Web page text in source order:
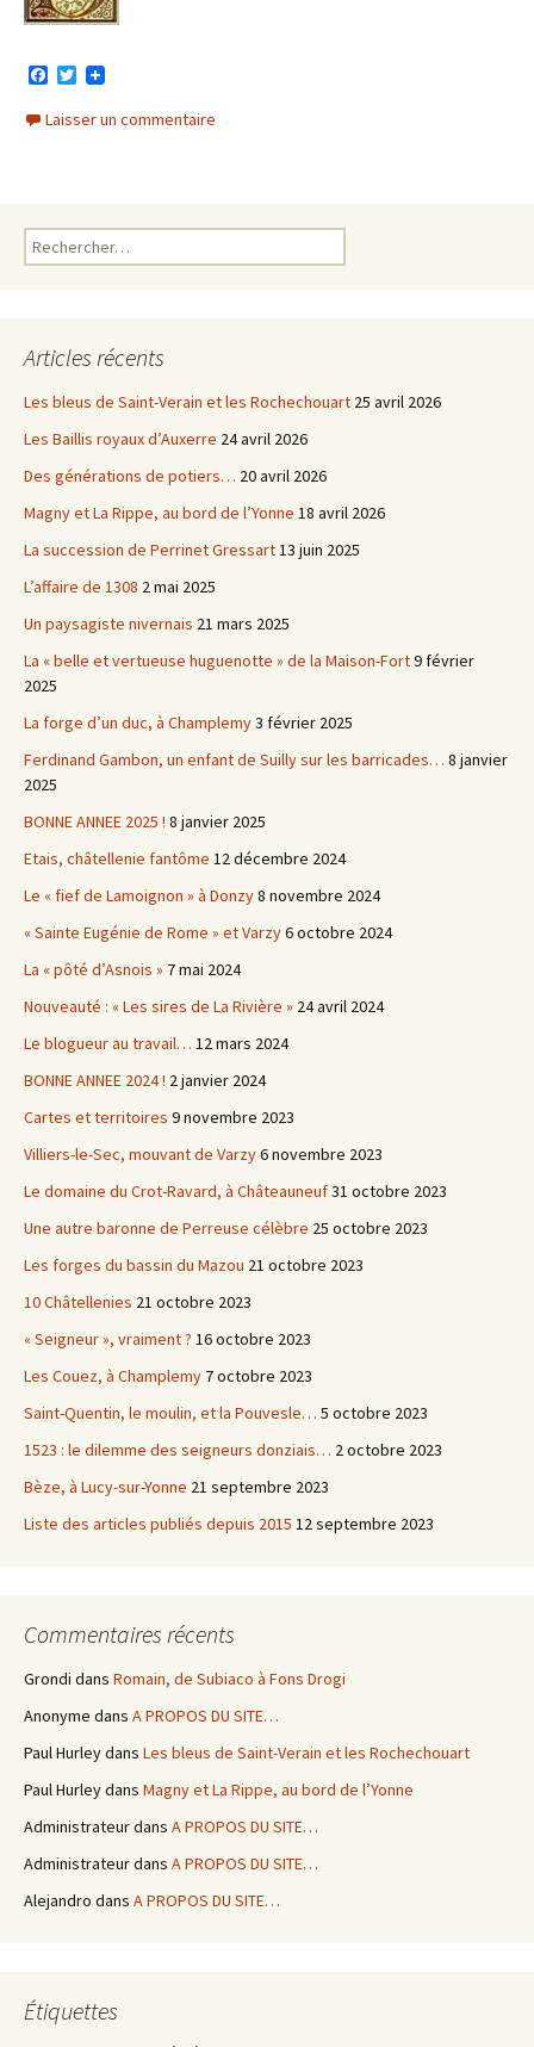
c
e
T
i
t
Laisser un commentaire
Rechercher :
Articles récents
Les bleus de Saint-Verain et les Rochechouart 25 avril 2026
Les Baillis royaux d’Auxerre 24 avril 2026
Des générations de potiers… 20 avril 2026
Magny et La Rippe, au bord de l’Yonne 18 avril 2026
La succession de Perrinet Gressart13 juin 2025
L’affaire de 1308 2 mai 2025
Un paysagiste nivernais 21 mars 2025
La « belle et vertueuse huguenotte » de la Maison-Fort9 février
2025
La forge d’un duc, à Champlemy3 février 2025
Ferdinand Gambon, un enfant de Suilly sur les barricades… 8 janvier
2025
BONNE ANNEE 2025 ! 8 janvier 2025
Etais, châtellenie fantôme 12 décembre 2024
Le « fief de Lamoignon » à Donzy8 novembre 2024
« Sainte Eugénie de Rome » et Varzy6 octobre 2024
La « pôté d’Asnois » 7 mai 2024
Nouveauté : « Les sires de La Rivière » 24 avril 2024
Le blogueur au travail… 12 mars 2024
BONNE ANNEE 2024 ! 2 janvier 2024
Cartes et territoires 9 novembre 2023
Villiers-le-Sec, mouvant de Varzy6 novembre 2023
Le domaine du Crot-Ravard, à Châteauneuf31 octobre 2023
Une autre baronne de Perreuse célèbre 25 octobre 2023
Les forges du bassin du Mazou 21 octobre 2023
10 Châtellenies 21 octobre 2023
« Seigneur », vraiment ? 16 octobre 2023
Les Couez, à Champlemy 7 octobre 2023
Saint-Quentin, le moulin, et la Pouvesle… 5 octobre 2023
1523 : le dilemme des seigneurs donziais… 2 octobre 2023
Bèze, à Lucy-sur-Yonne 21 septembre 2023
Liste des articles publiés depuis 2015 12 septembre 2023
Commentaires récents
Grondi dans Romain, de Subiaco à Fons Drogi
Anonyme dans A PROPOS DU SITE…
Paul Hurleydans Les bleus de Saint-Verain et les Rochechouart
Paul Hurleydans Magny et La Rippe, au bord de l’Yonne
Administrateurdans A PROPOS DU SITE…
Administrateurdans A PROPOS DU SITE…
Alejandro dans A PROPOS DU SITE…
Étiquettes